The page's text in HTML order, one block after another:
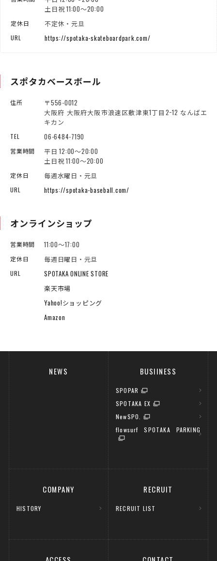
土日祝 11:00～20:00
定休日 不定休・元旦
URL https://spotaka-skateboardpark.com/
スポタカベースボール
住所
〒556-0012
大阪府 大阪府大阪市浪速区敷津東1丁目2−12 なんばエ
キカン
TEL 06-6484-7190
営業時間
平日 12:00～20:00
土日祝 11:00～20:00
定休日 毎週水曜日・元旦
URL https://spotaka-baseball.com/
オンラインショップ
営業時間 11:00～17:00
定休日 毎週日曜日・元旦
URL
SPOTAKA ONLINE STORE
楽天市場
Yahoo!ショッピング
Amazon
NEWS BUSIINESS
SPOPAR
SPOTAKA EX
NewSPO.
flowsurf SPOTAKA PARKING
COMPANY
HISTORY
RECRUIT
RECRUIT LIST